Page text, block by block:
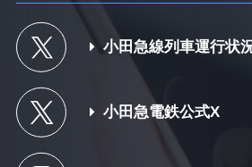
小田急線列車運行状
小田急電鉄公式X